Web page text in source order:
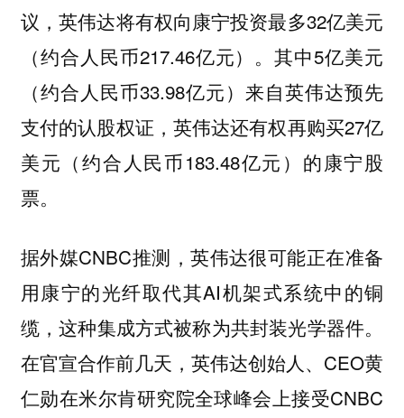
议，英伟达将有权向康宁投资最多32亿美元
（约合人民币217.46亿元）。其中5亿美元
（约合人民币33.98亿元）来自英伟达预先
支付的认股权证，英伟达还有权再购买27亿
美元（约合人民币183.48亿元）的康宁股
票。
据外媒CNBC推测，英伟达很可能正在准备
用康宁的光纤取代其AI机架式系统中的铜
缆，这种集成方式被称为共封装光学器件。
在官宣合作前几天，英伟达创始人、CEO黄
仁勋在米尔肯研究院全球峰会上接受CNBC